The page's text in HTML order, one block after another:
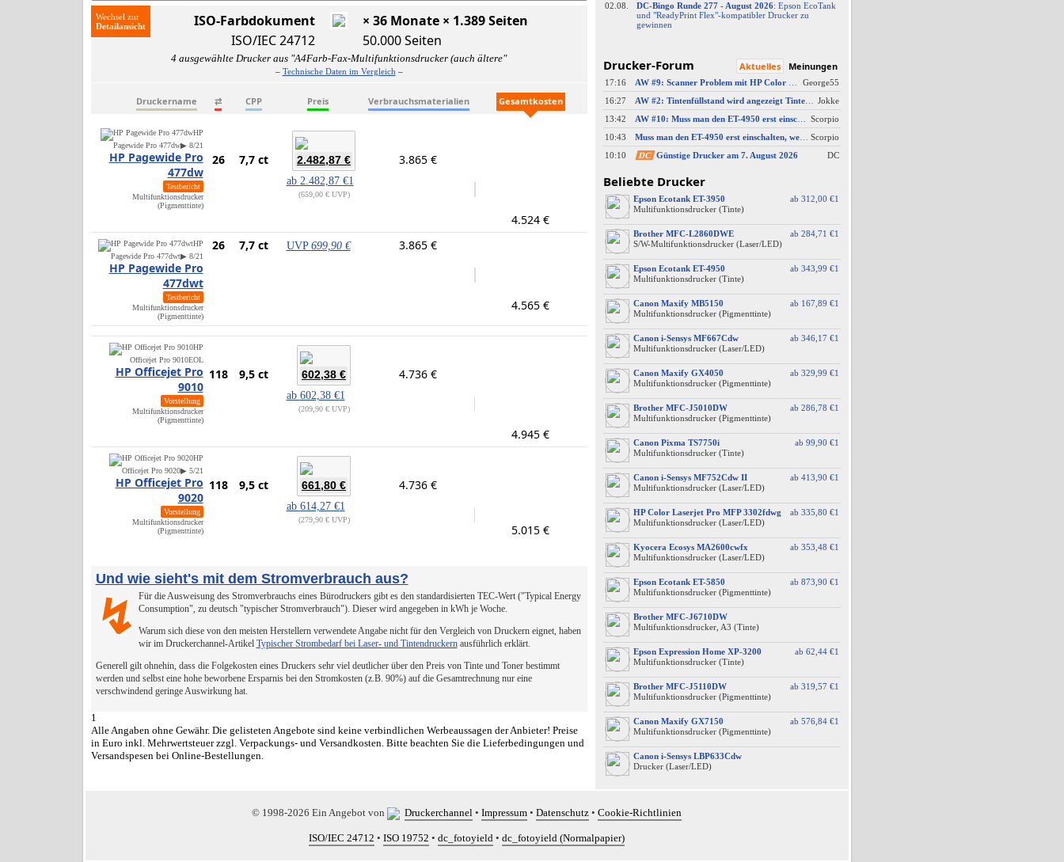
Wechsel zur
ISO-Farbdokument
ISO/IEC 24712
× 36 Monate × 1.389 Seiten
50.000 Seiten
4 ausgewählte Drucker aus "A4Farb-Fax-Multifunktionsdrucker (auch ältere"
– Technische Daten im Vergleich –
Druckername ⇄ CPP Preis Verbrauchsmaterialien Gesamtkosten
HP
Pagewide Pro 477dw▶ 8/21
HP Pagewide Pro
477dw
Testbericht
Multifunktionsdrucker
(Pigmenttinte)
26 7,7 ct 2.482,87 €
ab 2.482,87 €1
659,00 € UVP
3.865 €
4.524 €
HP
Pagewide Pro 477dwt▶ 8/21
HP Pagewide Pro
477dwt
Testbericht
Multifunktionsdrucker
(Pigmenttinte)
26 7,7 ct UVP 699,90 € 3.865 €
4.565 €
HP
Officejet Pro 9010EOL
HP Officejet Pro
9010
Vorstellung
Multifunktionsdrucker
(Pigmenttinte)
118 9,5 ct 602,38 €
ab 602,38 €1
209,90 € UVP
4.736 €
4.945 €
HP
Officejet Pro 9020▶ 5/21
HP Officejet Pro
9020
Vorstellung
Multifunktionsdrucker
(Pigmenttinte)
118 9,5 ct 661,80 €
ab 614,27 €1
279,90 € UVP
4.736 €
5.015 €
Und wie sieht's mit dem Stromverbrauch aus?
↯
Für die Ausweisung des Stromverbrauchs eines Bürodruckers gibt es den standardisierten TEC-Wert ("Typical Energy
Consumption", zu deutsch "typischer Stromverbrauch"). Dieser wird angegeben in kWh je Woche.
Warum sich diese von den meisten Herstellern verwendete Angabe nicht für den Vergleich von Druckern eignet, haben
wir im Druckerchannel-Artikel Typischer Strombedarf bei Laser- und Tintendruckernausführlich erklärt.
Generell gilt ohnehin, dass die Folgekosten eines Druckers sehr viel deutlicher über den Preis von Tinte und Toner bestimmt
werden und selbst eine hohe beworbene Ersparnis bei den Stromkosten (z.B. 90%) auf die Gesamtrechnung nur eine
verschwindend geringe Auswirkung hat.
1
Alle Angaben ohne Gewähr. Die gelisteten Angebote sind keine verbindlichen Werbeaussagen der Anbieter! Preise
in Euro inkl. Mehrwertsteuer zzgl. Verpackungs- und Versandkosten. Bitte beachten Sie die Lieferbedingungen und
Versandspesen bei Online-Bestellungen.
02.08.
DC-​Bingo Runde 277 -​ August 2026: Epson EcoTank
und "ReadyPrint Flex"-​kompatibler Drucker zu
gewinnen
Drucker-Forum Aktuelles Meinungen
17:16
George55
16:27
AW #2: Tintenfüllstand wird angezeigt Tintenfüllstand wird angezeigt, aber unter Druckkopf-Status --
Jokke
13:42
AW #10: Muss man den ET-4950 erst einschalten, wenn man vom Mac drucken möchte?
Scorpio
10:43
Muss man den ET-4950 erst einschalten, wenn man vom Mac drucken möchte?
Scorpio
10:10
DC Günstige Drucker am 7. August 2026 DC
Beliebte Drucker
ab 312,00 €1
Epson Ecotank ET-3950
Multifunktionsdrucker (Tinte)
ab 284,71 €1
Brother MFC-L2860DWE
S/W-Multifunktionsdrucker (Laser/LED)
ab 343,99 €1
Epson Ecotank ET-4950
Multifunktionsdrucker (Tinte)
ab 167,89 €1
Canon Maxify MB5150
Multifunktionsdrucker (Pigmenttinte)
ab 346,17 €1
Canon i-Sensys MF667Cdw
Multifunktionsdrucker (Laser/LED)
ab 329,99 €1
Canon Maxify GX4050
Multifunktionsdrucker (Pigmenttinte)
ab 286,78 €1
Brother MFC-J5010DW
Multifunktionsdrucker (Pigmenttinte)
ab 99,90 €1
Canon Pixma TS7750i
Multifunktionsdrucker (Tinte)
ab 413,90 €1
Canon i-Sensys MF752Cdw II
Multifunktionsdrucker (Laser/LED)
ab 335,80 €1
HP Color Laserjet Pro MFP 3302fdwg
Multifunktionsdrucker (Laser/LED)
ab 353,48 €1
Kyocera Ecosys MA2600cwfx
Multifunktionsdrucker (Laser/LED)
ab 873,90 €1
Epson Ecotank ET-5850
Multifunktionsdrucker (Pigmenttinte)
Brother MFC-J6710DW
Multifunktionsdrucker, A3 (Tinte)
ab 62,44 €1
Epson Expression Home XP-3200
Multifunktionsdrucker (Tinte)
ab 319,57 €1
Brother MFC-J5110DW
Multifunktionsdrucker (Pigmenttinte)
ab 576,84 €1
Canon Maxify GX7150
Multifunktionsdrucker (Pigmenttinte)
Canon i-Sensys LBP633Cdw
Drucker (Laser/LED)
© 1998-2026 Ein Angebot von Druckerchannel • Impressum • Datenschutz • Cookie-Richtlinien
ISO/IEC 24712 • ISO 19752 • dc_fotoyield • dc_fotoyield (Normalpapier)